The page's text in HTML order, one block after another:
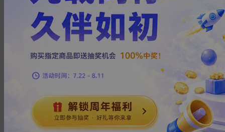
格林大华期市早班车-纯苯
2026-08-09
格林大华期货
张***
1页
格林大华期市早班车-尿素
2026-08-09
格林大华期货
G***
1页